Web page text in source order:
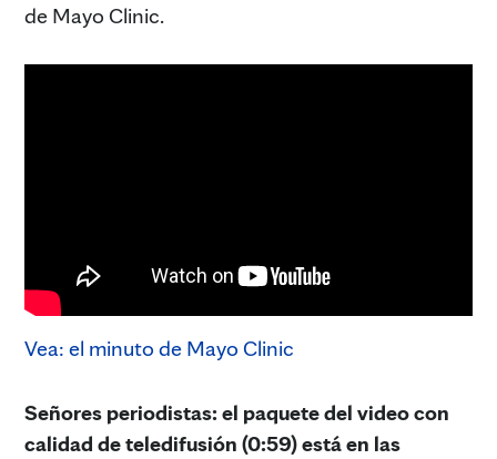
de Mayo Clinic.
Vea: el minuto de Mayo Clinic
Señores periodistas: el paquete del video con
calidad de teledifusión (0:59) está en las